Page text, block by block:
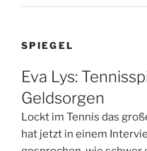
SPIEGEL
Eva Lys:
Geldsorgen
Lockt im Tennis das
hat jetzt in einem